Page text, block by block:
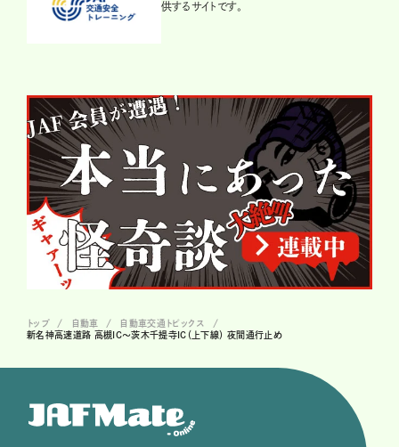
供するサイトです。
トップ 自動車
自動車交通トピックス
新名神高速道路 高槻IC～茨木千提寺IC（上下線） 夜間通行止め